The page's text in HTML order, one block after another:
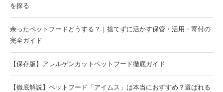
を探る
余ったペットフードどうする？｜捨てずに活かす保管・活用・寄付の
完全ガイド
【保存版】アレルゲンカットペットフード徹底ガイド
【徹底解説】ペットフード「アイムス」は本当におすすめ？選ばれる